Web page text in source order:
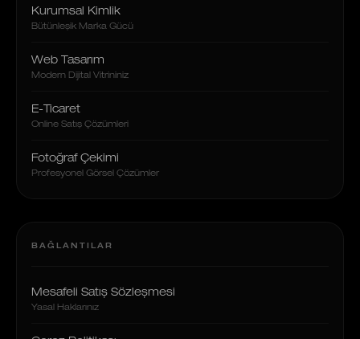
Kurumsal Kimlik
Bütünleşik Marka Gücü
Web Tasarım
Modern Dijital Vitrininiz
E-Ticaret
Online Satış Çözümleri
Fotoğraf Çekimi
Profesyonel Görsel Çözümler
BAĞLANTILAR
Mesafeli Satış Sözleşmesi
Yasal Haklarınız